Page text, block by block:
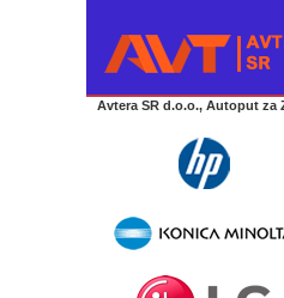
Avtera SR d.o.o., Autoput za